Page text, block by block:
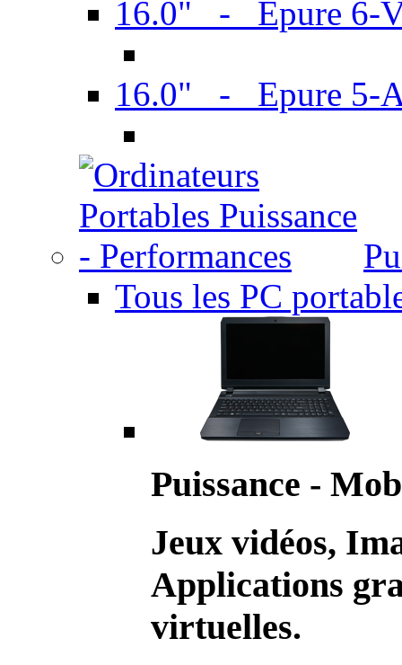
16.0" - Epure 6-
16.0" - Epure 5-
Tous les PC
Puissance -
Jeux vidéos,
Applications
virtuelles.